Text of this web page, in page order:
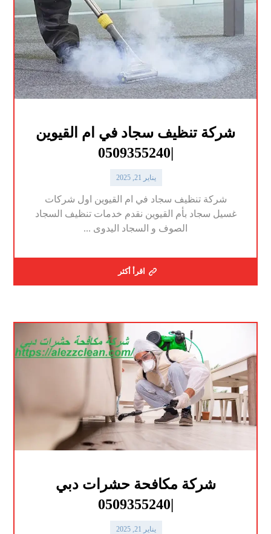
شركة تنظيف سجاد في ام القيوين
|0509355240
يناير 21, 2025
شركة تنظيف سجاد في ام القيوين اول شركات
غسيل سجاد بأم القيوين نقدم خدمات تنظيف السجاد
الصوف و السجاد اليدوى ...
اقرأ أكثر
شركة مكافحة حشرات دبي
|0509355240
يناير 21, 2025